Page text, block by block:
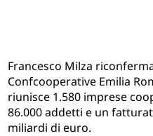
Francesco Milza
Confcooperative Emilia
riunisce 1.580 imprese
86.000 addetti e un
miliardi di euro.